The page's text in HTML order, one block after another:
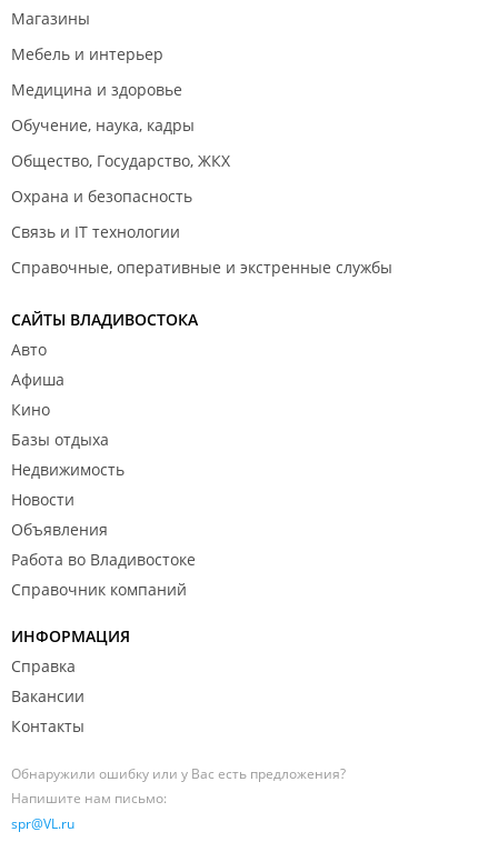
Магазины
Мебель и интерьер
Медицина и здоровье
Обучение, наука, кадры
Общество, Государство, ЖКХ
Охрана и безопасность
Связь и IT технологии
Справочные, оперативные и экстренные службы
САЙТЫ ВЛАДИВОСТОКА
Авто
Афиша
Кино
Базы отдыха
Недвижимость
Новости
Объявления
Работа во Владивостоке
Справочник компаний
ИНФОРМАЦИЯ
Справка
Вакансии
Контакты
Обнаружили ошибку или у Вас есть предложения?
Напишите нам письмо:
spr@VL.ru